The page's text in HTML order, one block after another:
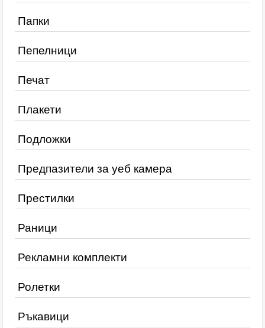
Папки
Пепелници
Печат
Плакети
Подложки
Предпазители за уеб камера
Престилки
Раници
Рекламни комплекти
Ролетки
Ръкавици